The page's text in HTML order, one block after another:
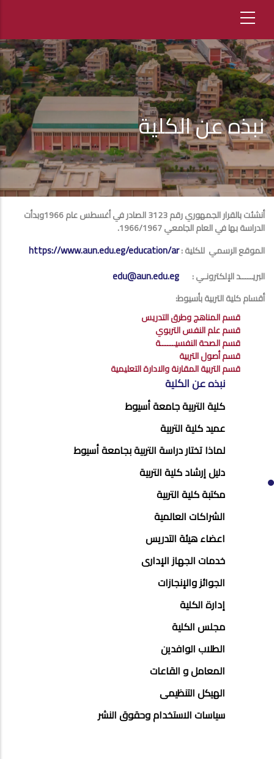
نبذه عن الكلية
أنشئت بالقرار الجمهوري رقم 3123 الصادر في أغسطس عام 1966وبدأت
الدراسة بها في العام الجامعي 1966/1967.
الموقع الرسمي للكلية :https://www.aun.edu.eg/education/ar
البريـــــد الإلكترونـي : edu@aun.edu.eg
أقسام كلية التربية بأسيوط:
قسم المناهج وطرق التدريس
قسم علم النفس التربوي
قسم الصحة النفسيــــــة
قسم أصول التربية
قسم التربية المقارنة والادارة التعليمية
FACULTY
EDUCATION
نبذه عن الكلية
كلية التربية جامعة أسيوط
عميد كلية التربية
لماذا تختار دراسة التربية بجامعة أسيوط
دليل إرشاد كلية التربية
مكتبة كلية التربية
الشراكات العالمية
اعضاء هيئة التدريس
خدمات الجهاز الإدارى
الجوائز والإنجازات
إدارة الكلية
مجلس الكلية
الطلاب الوافدين
المعامل و القاعات
الهيكل التنظيمى
سياسات الاستخدام وحقوق النشر